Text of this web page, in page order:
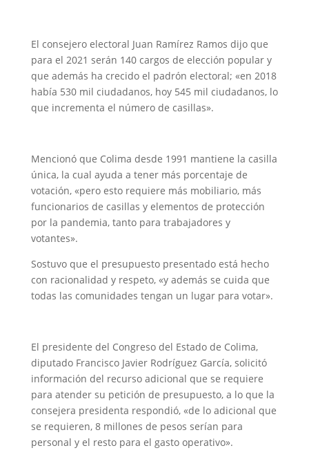
El consejero electoral Juan Ramírez Ramos dijo que
para el 2021 serán 140 cargos de elección popular y
que además ha crecido el padrón electoral; «en 2018
había 530 mil ciudadanos, hoy 545 mil ciudadanos, lo
que incrementa el número de casillas».
Mencionó que Colima desde 1991 mantiene la casilla
única, la cual ayuda a tener más porcentaje de
votación, «pero esto requiere más mobiliario, más
funcionarios de casillas y elementos de protección
por la pandemia, tanto para trabajadores y
votantes».
Sostuvo que el presupuesto presentado está hecho
con racionalidad y respeto, «y además se cuida que
todas las comunidades tengan un lugar para votar».
El presidente del Congreso del Estado de Colima,
diputado Francisco Javier Rodríguez García, solicitó
información del recurso adicional que se requiere
para atender su petición de presupuesto, a lo que la
consejera presidenta respondió, «de lo adicional que
se requieren, 8 millones de pesos serían para
personal y el resto para el gasto operativo».